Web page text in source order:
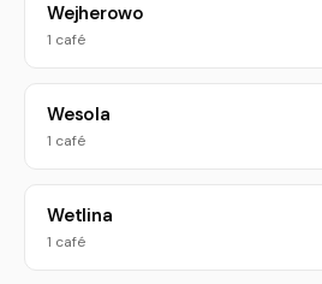
Wejherowo
1 café
Wesola
1 café
Wetlina
1 café